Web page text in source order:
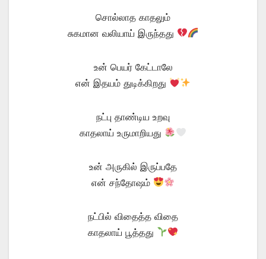
சொல்லாத காதலும்
சுகமான வலியாய் இருந்தது
உன் பெயர் கேட்டாலே
என் இதயம் துடிக்கிறது
நட்பு தாண்டிய உறவு
காதலாய் உருமாறியது
உன் அருகில் இருப்பதே
என் சந்தோஷம்
நட்பில் விதைத்த விதை
காதலாய் பூத்தது